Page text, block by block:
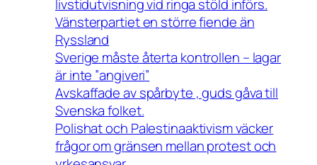
livstidutvisning vid ringa stöld införs.
Vänsterpartiet en större fiende än
Ryssland
Sverige måste återta kontrollen – lagar
är inte ”angiveri”
Avskaffade av spårbyte , guds gåva till
Svenska folket.
Polishat och Palestinaaktivism väcker
frågor om gränsen mellan protest och